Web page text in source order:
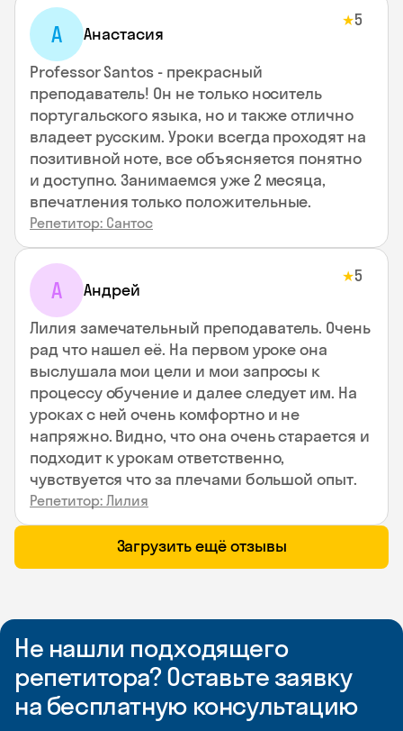
А Анастасия
★5
Professor Santos - прекрасный
преподаватель! Он не только носитель
португальского языка, но и также отлично
владеет русским. Уроки всегда проходят на
позитивной ноте, все объясняется понятно
и доступно. Занимаемся уже 2 месяца,
впечатления только положительные.
Репетитор: Сантос
А Андрей
★5
Лилия замечательный преподаватель. Очень
рад что нашел её. На первом уроке она
выслушала мои цели и мои запросы к
процессу обучение и далее следует им. На
уроках с ней очень комфортно и не
напряжно. Видно, что она очень старается и
подходит к урокам ответственно,
чувствуется что за плечами большой опыт.
Репетитор: Лилия
Загрузить ещё отзывы
Не нашли подходящего
репетитора? Оставьте заявку
на бесплатную консультацию